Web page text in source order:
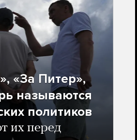
«За Питер»,
называются
политиков
их перед